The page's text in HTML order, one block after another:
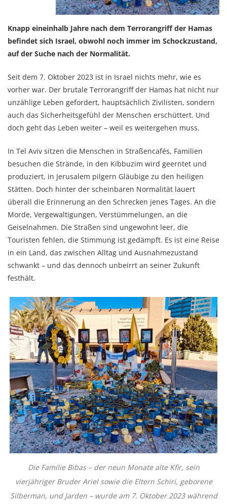
Knapp eineinhalb Jahre nach dem Terrorangriff der Hamas
befindet sich Israel, obwohl noch immer im Schockzustand,
auf der Suche nach der Normalität.
Seit dem 7. Oktober 2023 ist in Israel nichts mehr, wie es
vorher war. Der brutale Terrorangriff der Hamas hat nicht nur
unzählige Leben gefordert, hauptsächlich Zivilisten, sondern
auch das Sicherheitsgefühl der Menschen erschüttert. Und
doch geht das Leben weiter – weil es weitergehen muss.
In Tel Aviv sitzen die Menschen in Straßencafés, Familien
besuchen die Strände, in den Kibbuzim wird geerntet und
produziert, in Jerusalem pilgern Gläubige zu den heiligen
Stätten. Doch hinter der scheinbaren Normalität lauert
überall die Erinnerung an den Schrecken jenes Tages. An die
Morde, Vergewaltigungen, Verstümmelungen, an die
Geiselnahmen. Die Straßen sind ungewohnt leer, die
Touristen fehlen, die Stimmung ist gedämpft. Es ist eine Reise
in ein Land, das zwischen Alltag und Ausnahmezustand
schwankt – und das dennoch unbeirrt an seiner Zukunft
festhält.
Die Familie Bibas – der neun Monate alte Kfir, sein
vierjähriger Bruder Ariel sowie die Eltern Schiri, geborene
Silberman, und Jarden – wurde am 7. Oktober 2023 während